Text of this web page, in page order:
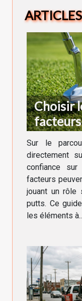
Choisir
facteurs
Sur le
directement
confiance
facteurs
jouant un rôle
putts. Ce
les éléments